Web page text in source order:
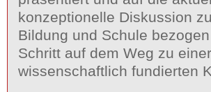
konzeptionelle Diskussion
Bildung und Schule
Schritt auf dem Weg zu
wissenschaftlich fundierten